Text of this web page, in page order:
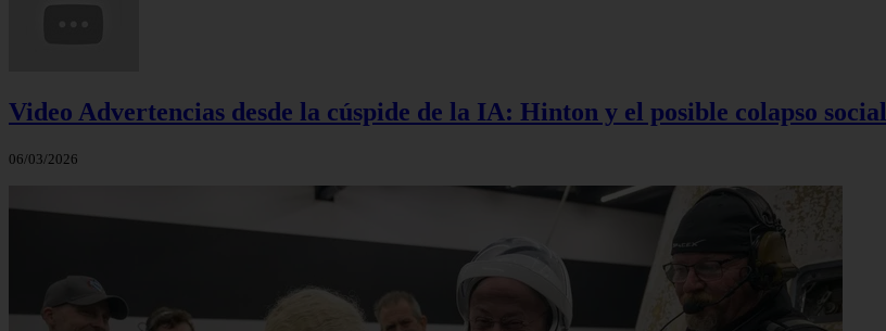
Video Advertencias desde la cúspide de la IA: Hinton y el posible colapso social
06/03/2026